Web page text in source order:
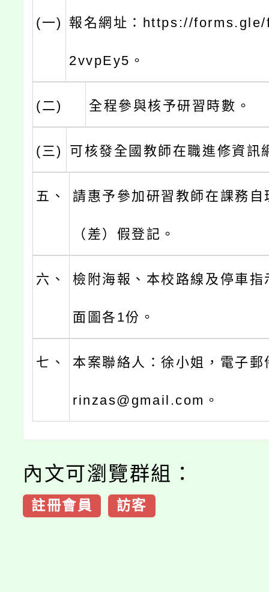
(一) 報名網址：https://
2vvpEy5。
(二) 全程參與核予研習時數。
(三) 可核發全國教師在職進修資訊
五、 請惠予參加研習教師在課務自
（差）假登記。
六、 檢附海報、本校路線及停車
面圖各1份。
七、 本案聯絡人：徐小姐，電子
rinzas@gmail.com。
內文可瀏覽群組：
註冊會員 訪客